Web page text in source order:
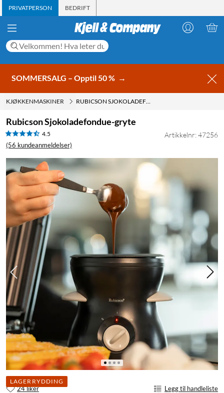
PRIVATPERSON BEDRIFT
SOMMERSALG – Opptil 50 % →
KJØKKENMASKINER RUBICSON SJOKOLADEFONDUE-GRYTE
Rubicson Sjokoladefondue-gryte
4.5
(56 kundeanmeldelser)
Artikkelnr: 47256
LAGERRYDDING
24 liker Legg til handleliste